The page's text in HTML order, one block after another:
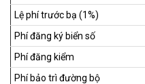
Lệ phí trước bạ (1%)
Phí đăng ký biển số
Phí đăng kiểm
Phí bảo trì đường bộ